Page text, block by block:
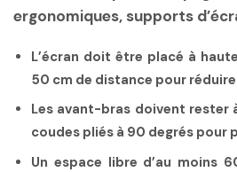
ergonomiques, supports
L’écran doit être placé à
50 cm de distance pour
Les avant-bras doivent rester
coudes pliés à 90 degrés pour
Un espace libre d’au moins